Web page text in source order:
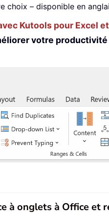
choix – disponible en
Kutools pour Excel
votre productivité
à onglets à Office et